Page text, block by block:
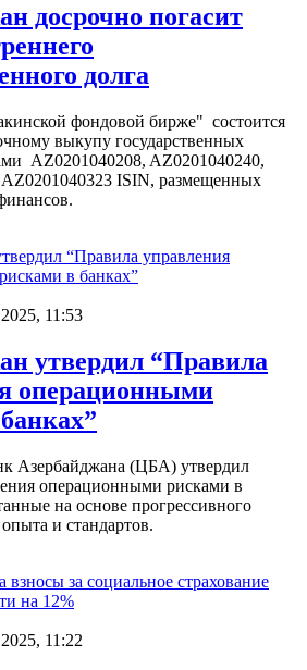
досрочно погасит
долга
фондовой бирже" состоится
выкупу государственных
AZ0201040208, AZ0201040240,
ISIN, размещенных
11:53
утвердил “Правила
операционными
Азербайджана (ЦБА) утвердил
операционными рисками в
на основе прогрессивного
и стандартов.
11:22